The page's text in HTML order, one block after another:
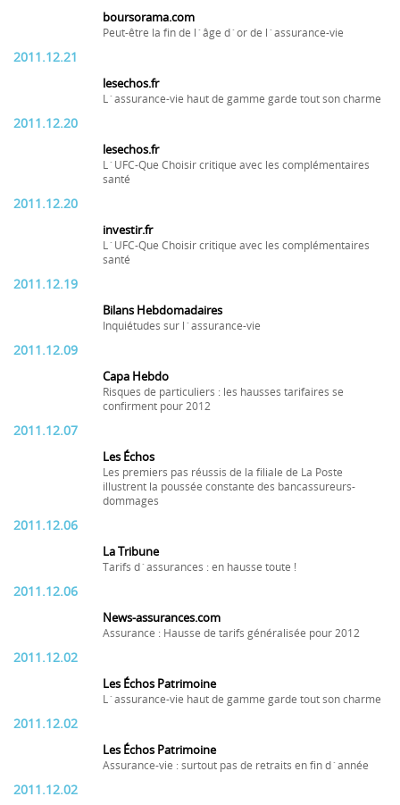
boursorama.com
Peut-être la fin de l´âge d´or de l´assurance-vie
2011.12.21
lesechos.fr
L´assurance-vie haut de gamme garde tout son charme
2011.12.20
lesechos.fr
L´UFC-Que Choisir critique avec les complémentaires
santé
2011.12.20
investir.fr
L´UFC-Que Choisir critique avec les complémentaires
santé
2011.12.19
Bilans Hebdomadaires
Inquiétudes sur l´assurance-vie
2011.12.09
Capa Hebdo
Risques de particuliers : les hausses tarifaires se
confirment pour 2012
2011.12.07
Les Échos
Les premiers pas réussis de la filiale de La Poste
illustrent la poussée constante des bancassureurs-
dommages
2011.12.06
La Tribune
Tarifs d´assurances : en hausse toute !
2011.12.06
News-assurances.com
Assurance : Hausse de tarifs généralisée pour 2012
2011.12.02
Les Échos Patrimoine
L´assurance-vie haut de gamme garde tout son charme
2011.12.02
Les Échos Patrimoine
Assurance-vie : surtout pas de retraits en fin d´année
2011.12.02